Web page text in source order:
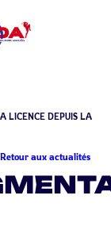
LICENCE DEPUIS LA
Retour aux actualités